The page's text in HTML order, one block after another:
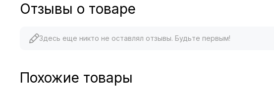
Отзывы о товаре
Здесь еще никто не оставлял отзывы. Будьте первым!
Похожие товары